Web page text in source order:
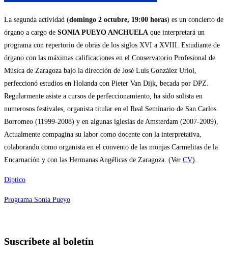
La segunda actividad (domingo 2 octubre, 19:00 horas) es un concierto de
órgano a cargo de SONIA PUEYO ANCHUELA que interpretará un
programa con repertorio de obras de los siglos XVI a XVIII. Estudiante de
órgano con las máximas calificaciones en el Conservatorio Profesional de
Música de Zaragoza bajo la dirección de José Luis González Uriol,
perfeccionó estudios en Holanda con Pieter Van Dijk, becada por DPZ.
Regularmente asiste a cursos de perfeccionamiento, ha sido solista en
numerosos festivales, organista titular en el Real Seminario de San Carlos
Borromeo (11999-2008) y en algunas iglesias de Amsterdam (2007-2009),
Actualmente compagina su labor como docente con la interpretativa,
colaborando como organista en el convento de las monjas Carmelitas de la
Encarnación y con las Hermanas Angélicas de Zaragoza. (Ver CV).
Díptico
Programa Sonia Pueyo
Suscríbete al boletín